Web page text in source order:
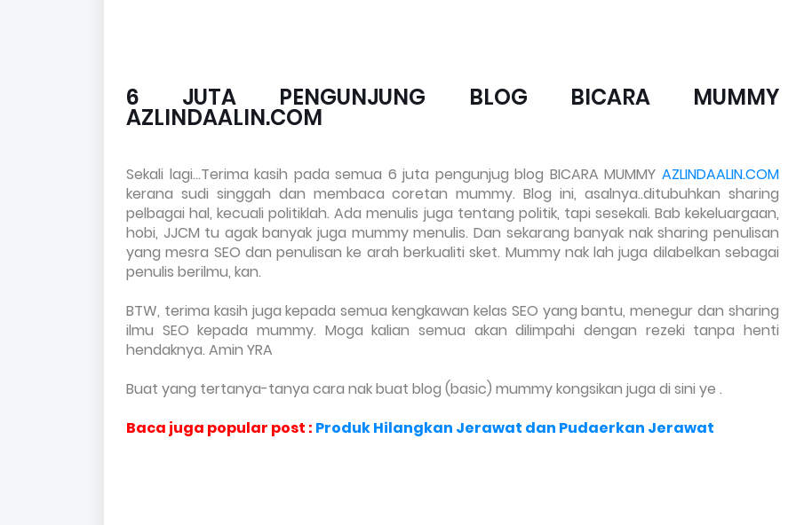
6 JUTA PENGUNJUNG BLOG BICARA MUMMY
AZLINDAALIN.COM
Sekali lagi...Terima kasih pada semua 6 juta pengunjug blog BICARA MUMMY AZLINDAALIN.COM
kerana sudi singgah dan membaca coretan mummy. Blog ini, asalnya..ditubuhkan sharing
pelbagai hal, kecuali politiklah. Ada menulis juga tentang politik, tapi sesekali. Bab kekeluargaan,
hobi, JJCM tu agak banyak juga mummy menulis. Dan sekarang banyak nak sharing penulisan
yang mesra SEO dan penulisan ke arah berkualiti sket. Mummy nak lah juga dilabelkan sebagai
penulis berilmu, kan.
BTW, terima kasih juga kepada semua kengkawan kelas SEO yang bantu, menegur dan sharing
ilmu SEO kepada mummy. Moga kalian semua akan dilimpahi dengan rezeki tanpa henti
hendaknya. Amin YRA
Buat yang tertanya-tanya cara nak buat blog (basic) mummy kongsikan juga di sini ye .
Baca juga popular post : Produk Hilangkan Jerawat dan Pudaerkan Jerawat